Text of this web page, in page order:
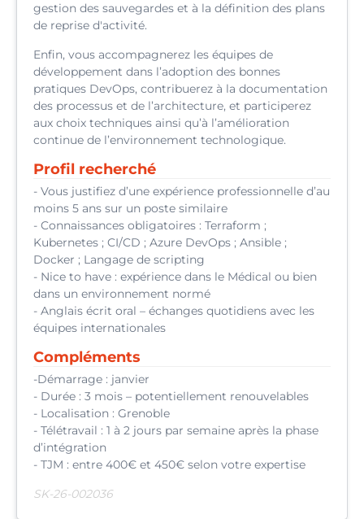
gestion des sauvegardes et à la définition des plans
de reprise d'activité.
Enfin, vous accompagnerez les équipes de
développement dans l’adoption des bonnes
pratiques DevOps, contribuerez à la documentation
des processus et de l’architecture, et participerez
aux choix techniques ainsi qu’à l’amélioration
continue de l’environnement technologique.
Profil recherché
- Vous justifiez d’une expérience professionnelle d’au
moins 5 ans sur un poste similaire
- Connaissances obligatoires : Terraform ;
Kubernetes ; CI/CD ; Azure DevOps ; Ansible ;
Docker ; Langage de scripting
- Nice to have : expérience dans le Médical ou bien
dans un environnement normé
- Anglais écrit oral – échanges quotidiens avec les
équipes internationales
Compléments
-Démarrage : janvier
- Durée : 3 mois – potentiellement renouvelables
- Localisation : Grenoble
- Télétravail : 1 à 2 jours par semaine après la phase
d’intégration
- TJM : entre 400€ et 450€ selon votre expertise
SK-26-002036